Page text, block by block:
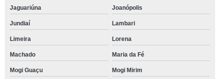
Jaguariúna Joanópolis
Jundiaí Lambari
Limeira Lorena
Machado Maria da Fé
Mogi Guaçu Mogi Mirim